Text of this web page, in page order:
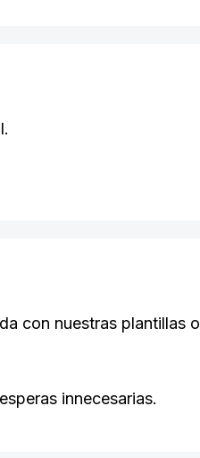
con nuestras plantillas o
innecesarias.